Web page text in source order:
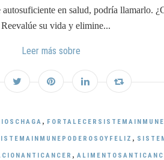
en salud, podría llamarlo.
su vida y elimine...
Leer más sobre
, FORTALECERSISTEMAINMUNE
,
,